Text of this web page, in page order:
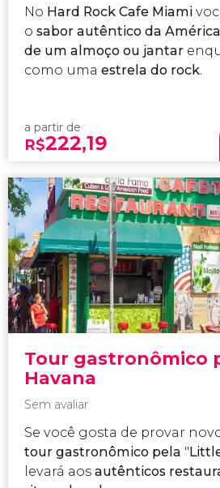
No Hard Rock Cafe Miami
o sabor autêntico da América
de um almoço ou jantar
como uma estrela do rock.
a partir de
R$222,19
Tour gastronômico
Havana
Sem avaliar
Se você gosta de provar
tour gastronômico pela "
levará aos autênticos